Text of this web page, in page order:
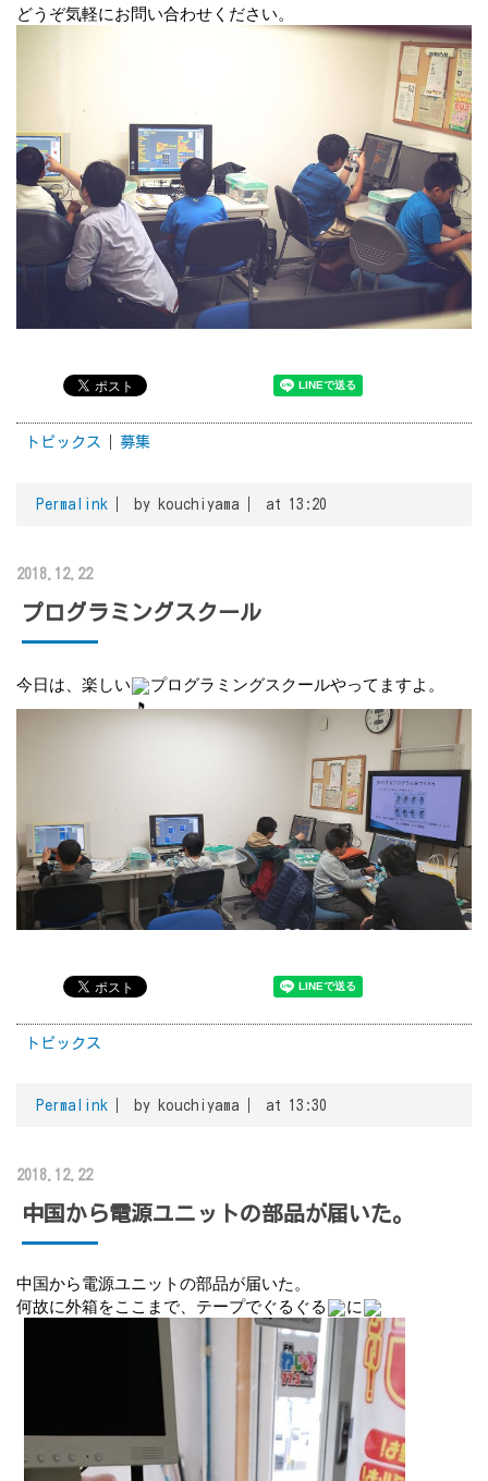
どうぞ気軽にお問い合わせください。
トピックス 募集
Permalink by kouchiyama at 13:20
2018.12.22
プログラミングスクール
今日は、楽しい プログラミングスクールやってますよ。
トピックス
Permalink by kouchiyama at 13:30
2018.12.22
中国から電源ユニットの部品が届いた。
中国から電源ユニットの部品が届いた。
何故に外箱をここまで、テープでぐるぐる
に